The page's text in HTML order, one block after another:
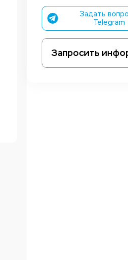
Задать
Telegram
Запросить